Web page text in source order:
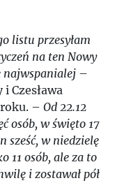
listu przesyłam
na ten Nowy
najwspanialej –
Czesława
– Od 22.12
osób, w święto 17
sześć, w niedzielę
11 osób, ale za to
i zostawał pół